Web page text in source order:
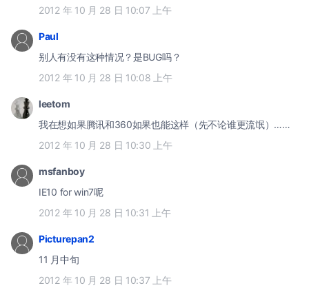
2012 年 10 月 28 日 10:07 上午
Paul
别人有没有这种情况？是BUG吗？
2012 年 10 月 28 日 10:08 上午
leetom
我在想如果腾讯和360如果也能这样（先不论谁更流氓）……
2012 年 10 月 28 日 10:30 上午
msfanboy
IE10 for win7呢
2012 年 10 月 28 日 10:31 上午
Picturepan2
11 月中旬
2012 年 10 月 28 日 10:37 上午